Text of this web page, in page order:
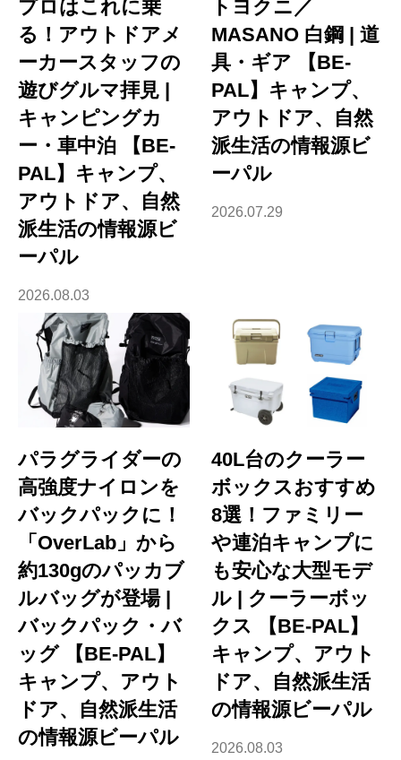
プロはこれに乗
る！アウトドアメ
ーカースタッフの
遊びグルマ拝見 |
キャンピングカ
ー・車中泊 【BE-
PAL】キャンプ、
アウトドア、自然
派生活の情報源ビ
ーパル
2026.08.03
トヨクニ／
MASANO 白鋼 | 道
具・ギア 【BE-
PAL】キャンプ、
アウトドア、自然
派生活の情報源ビ
ーパル
2026.07.29
パラグライダーの
高強度ナイロンを
バックパックに！
「OverLab」から
約130gのパッカブ
ルバッグが登場 |
バックパック・バ
ッグ 【BE-PAL】
キャンプ、アウト
ドア、自然派生活
の情報源ビーパル
40L台のクーラー
ボックスおすすめ
8選！ファミリー
や連泊キャンプに
も安心な大型モデ
ル | クーラーボッ
クス 【BE-PAL】
キャンプ、アウト
ドア、自然派生活
の情報源ビーパル
2026.08.03